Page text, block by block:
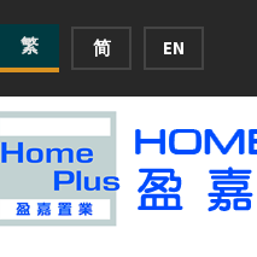
繁 简 EN